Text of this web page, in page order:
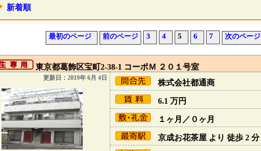
新着順
最初のページ 前のページ 3 4 5 6 7 次のページ
東京都葛飾区宝町2-38-1 コーポＭ ２０１号室
更新日：2019年 6月 4日
株式会社都通商
6.1 万円
１ヶ月／０ヶ月
京成お花茶屋 より 徒歩 2 分